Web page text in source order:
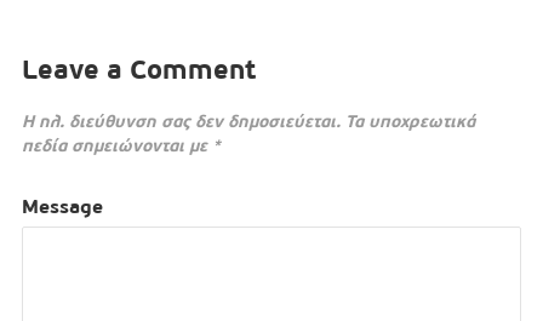
Leave a Comment
Η ηλ. διεύθυνση σας δεν δημοσιεύεται. Τα υποχρεωτικά
πεδία σημειώνονται με *
Message